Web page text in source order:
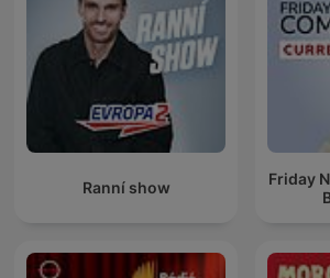
Ranní show
Friday